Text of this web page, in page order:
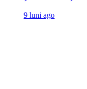
9 luni ago